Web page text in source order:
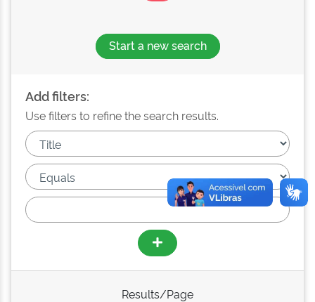
Start a new search
Add filters:
Use filters to refine the search results.
Results/Page